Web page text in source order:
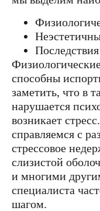
способны
заметить, что в
нарушается
возникает
справляемся с
стрессовое
слизистой
и многими
специалиста
шагом.